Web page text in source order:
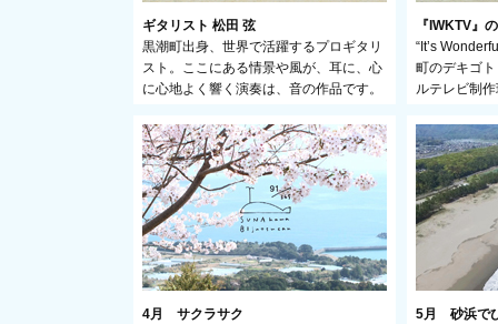
ギタリスト 松田 弦
黒潮町出身、世界で活躍するプロギタリ
スト。ここにある情景や風が、耳に、心
に心地よく響く演奏は、音の作品です。
『IWKTV』
“It’s
町のデキゴ
ルテレビ制
4月 サクラサク
5月 砂浜で